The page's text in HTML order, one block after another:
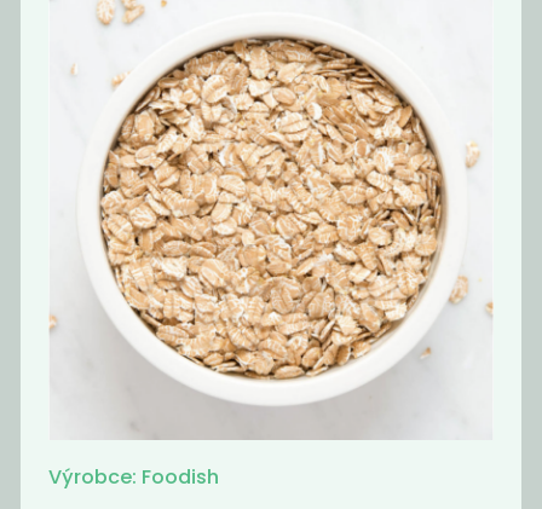
Doporučené Nejlevnější Nejdražší
Ovesné vločky
70Kč/ Kg
Ovesné vločky
velké BIO
70Kč/ Kg
Výrobce: Foodish